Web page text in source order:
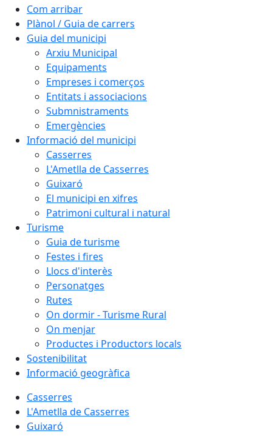
Com arribar
Plànol / Guia de carrers
Guia del municipi
Arxiu Municipal
Equipaments
Empreses i comerços
Entitats i associacions
Submnistraments
Emergències
Informació del municipi
Casserres
L'Ametlla de Casserres
Guixaró
El municipi en xifres
Patrimoni cultural i natural
Turisme
Guia de turisme
Festes i fires
Llocs d'interès
Personatges
Rutes
On dormir - Turisme Rural
On menjar
Productes i Productors locals
Sostenibilitat
Informació geogràfica
Casserres
L'Ametlla de Casserres
Guixaró